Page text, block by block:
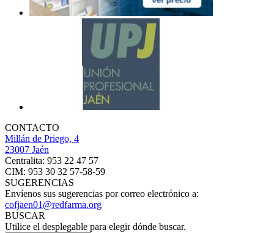
CONTACTO
Millán de Priego, 4
23007 Jaén
Centralita: 953 22 47 57
CIM: 953 30 32 57-58-59
SUGERENCIAS
Envíenos sus sugerencias por correo electrónico a:
cofjaen01@redfarma.org
BUSCAR
Utilice el desplegable para elegir dónde buscar.